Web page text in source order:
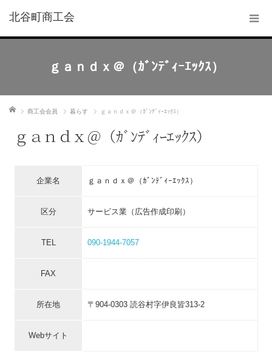
北谷町商工会
ｇａｎｄｘ＠（ｶﾞﾝﾃﾞｨｰｴｯｸｽ）
ホーム 商工会会員 暮らす ｇａｎｄｘ＠（ｶﾞﾝﾃﾞｨｰｴｯｸｽ）
ｇａｎｄｘ＠（ｶﾞﾝﾃﾞｨｰｴｯｸｽ）
企業名 ｇａｎｄｘ＠（ｶﾞﾝﾃﾞｨｰｴｯｸｽ）
区分 サービス業（広告作成印刷）
TEL 090-1944-7057
FAX
所在地 〒904-0303 読谷村字伊良皆313-2
Webサイト